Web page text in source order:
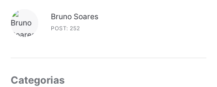
Bruno Soares
POST: 252
Categorias